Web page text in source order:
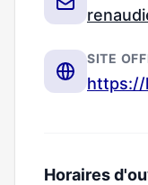
SITE
https://
Horaires